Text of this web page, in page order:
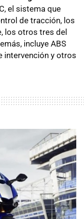
el sistema que
de tracción, los
los otros tres del
incluye ABS
intervención y otros